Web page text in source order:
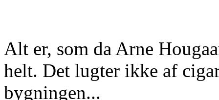
Alt er, som da Arne
helt. Det lugter ikke af
bygningen...